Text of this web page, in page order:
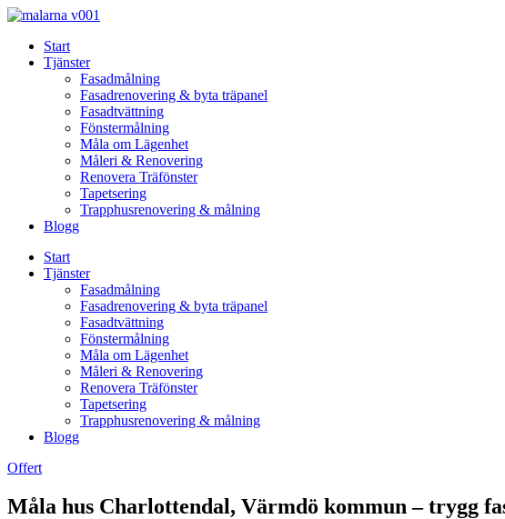
Skip
contentStart
Tjänster
Fasadmålning
Fasadrenovering & byta träpanel
Fasadtvättning
Fönstermålning
Måla om Lägenhet
Måleri & Renovering
Renovera Träfönster
Tapetsering
Trapphusrenovering & målning
Blogg
Start
Tjänster
Fasadmålning
Fasadrenovering & byta träpanel
Fasadtvättning
Fönstermålning
Måla om Lägenhet
Måleri & Renovering
Renovera Träfönster
Tapetsering
Trapphusrenovering & målning
Blogg
Offert
Måla hus Charlottendal, Värmdö kommun – trygg